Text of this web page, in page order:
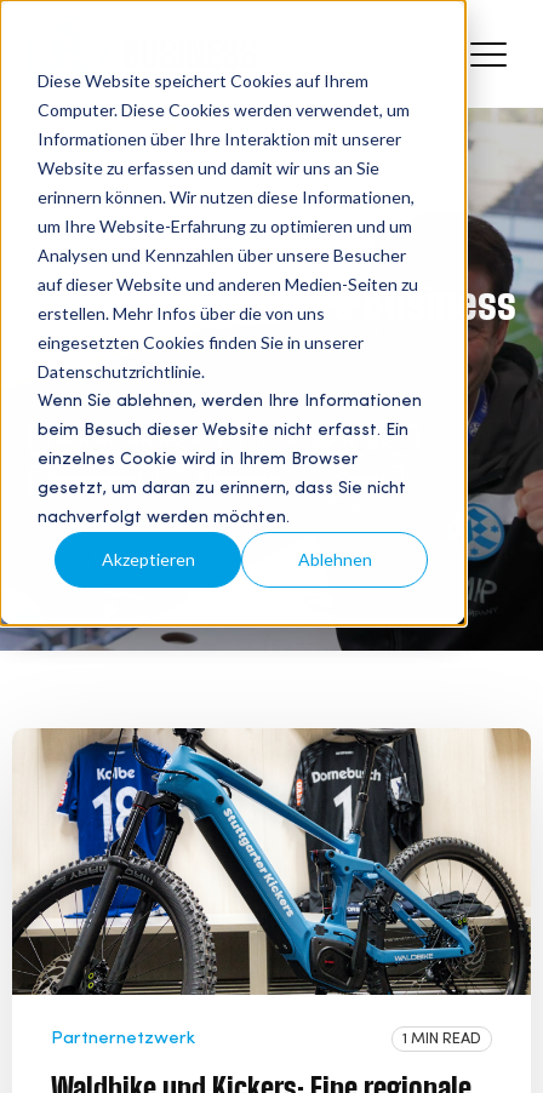
Diese Website speichert Cookies auf Ihrem
Computer. Diese Cookies werden verwendet, um
Informationen über Ihre Interaktion mit unserer
Website zu erfassen und damit wir uns an Sie
erinnern können. Wir nutzen diese Informationen,
um Ihre Website-Erfahrung zu optimieren und um
Analysen und Kennzahlen über unsere Besucher
auf dieser Website und anderen Medien-Seiten zu
erstellen. Mehr Infos über die von uns
eingesetzten Cookies finden Sie in unserer
Datenschutzrichtlinie.
Wenn Sie ablehnen, werden Ihre Informationen
beim Besuch dieser Website nicht erfasst. Ein
einzelnes Cookie wird in Ihrem Browser
gesetzt, um daran zu erinnern, dass Sie nicht
nachverfolgt werden möchten.
Akzeptieren Ablehnen
Stuttgarter Kickers Business
Blog
Partnernetzwerk Veranstaltungen
Sponsored Allgemein Sport
Partnernetzwerk 1 MIN READ